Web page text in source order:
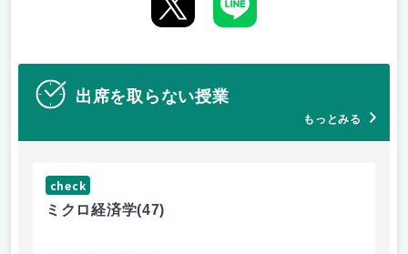
出席を取らない授業
もっとみる
check
ミクロ経済学(47)